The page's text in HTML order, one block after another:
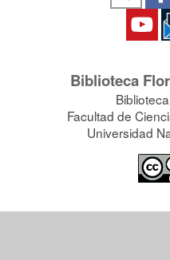
Biblioteca
Facultad de
Universidad